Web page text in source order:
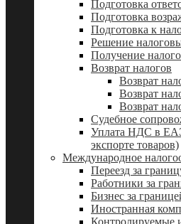
Подготовка
Подготовка
Подготовка к
Решение
Получение
Возврат налогов
Возврат
Возврат
Возврат
Судебное
Уплата НДС в
экспорте товаров)
Международное
Переезд за
Работники за
Бизнес за
Иностранная
Контролируемые